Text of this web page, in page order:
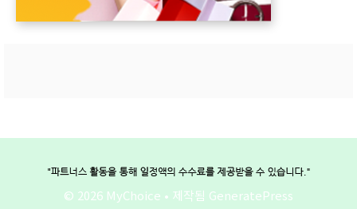
© 2026 MyChoice • 제작됨 GeneratePress